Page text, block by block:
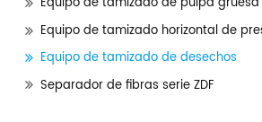
Equipo de tamizado horizontal de
Equipo de tamizado de desechos
Separador de fibras serie ZDF